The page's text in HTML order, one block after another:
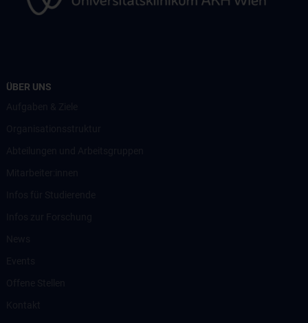
ÜBER UNS